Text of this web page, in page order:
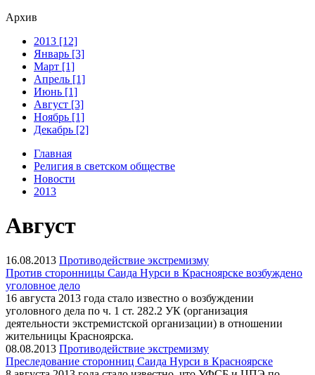
Архив
2013 [12]
Январь [3]
Март [1]
Апрель [1]
Июнь [1]
Август [3]
Ноябрь [1]
Декабрь [2]
Главная
Религия в светском обществе
Новости
2013
Август
16.08.2013 Противодействие экстремизму
Против сторонницы Саида Нурси в Красноярске возбуждено
уголовное дело
16 августа 2013 года стало известно о возбуждении
уголовного дела по ч. 1 ст. 282.2 УК (организация
деятельности экстремистской организации) в отношении
жительницы Красноярска.
08.08.2013 Противодействие экстремизму
Преследование сторонниц Саида Нурси в Красноярске